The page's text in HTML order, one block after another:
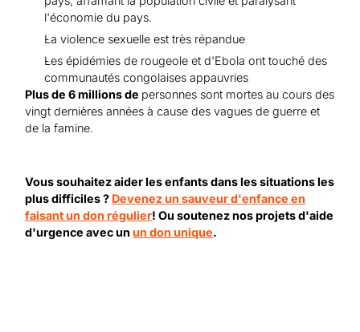
l'économie du pays.
La violence sexuelle est très répandue
Les épidémies de rougeole et d'Ebola ont touché des
communautés congolaises appauvries
Plus de 6 millions de personnes sont mortes au cours des
vingt dernières années à cause des vagues de guerre et
de la famine.
Vous souhaitez aider les enfants dans les situations les
plus difficiles ? Devenez un sauveur d'enfance en
faisant un don régulier! Ou soutenez nos projets d'aide
d'urgence avec unun don unique.